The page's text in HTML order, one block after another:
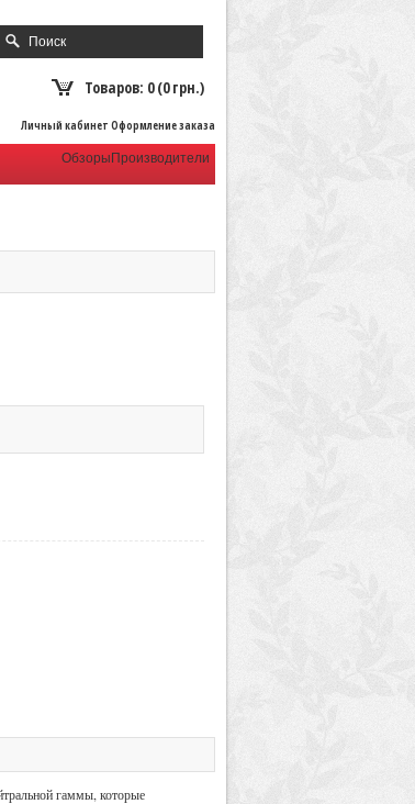
Товаров: 0 (0 грн.)
Личный кабинет Оформление заказа
Производители
Обзоры
гаммы, которые